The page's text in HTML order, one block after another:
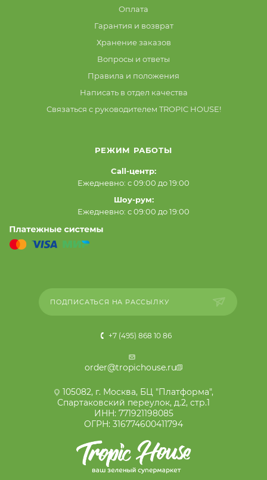
Оплата
Гарантия и возврат
Хранение заказов
Вопросы и ответы
Правила и положения
Написать в отдел качества
Связаться с руководителем TROPIC HOUSE!
РЕЖИМ РАБОТЫ
Call-центр:
Ежедневно: с 09:00 до 19:00
Шоу-рум:
Ежедневно: с 09:00 до 19:00
ПОДПИСАТЬСЯ НА РАССЫЛКУ
+7 (495) 868 10 86
order@tropichouse.ru
105082, г. Москва, БЦ "Платформа",
Спартаковский переулок, д.2, стр.1
ИНН: 771921198085
ОГРН: 316774600411794